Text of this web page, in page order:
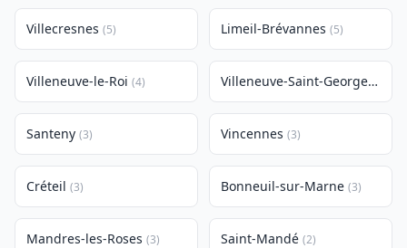
Villecresnes (5) Limeil-Brévannes (5)
Villeneuve-le-Roi (4) Villeneuve-Saint-Georges
Santeny (3) Vincennes (3)
Créteil (3) Bonneuil-sur-Marne (3)
Mandres-les-Roses (3) Saint-Mandé (2)